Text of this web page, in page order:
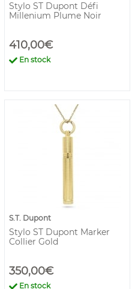
Stylo ST Dupont Défi
Millenium Plume Noir
410,00€
En stock
S.T. Dupont
Stylo ST Dupont Marker
Collier Gold
350,00€
En stock